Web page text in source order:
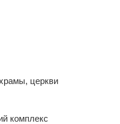
церкви
комплекс